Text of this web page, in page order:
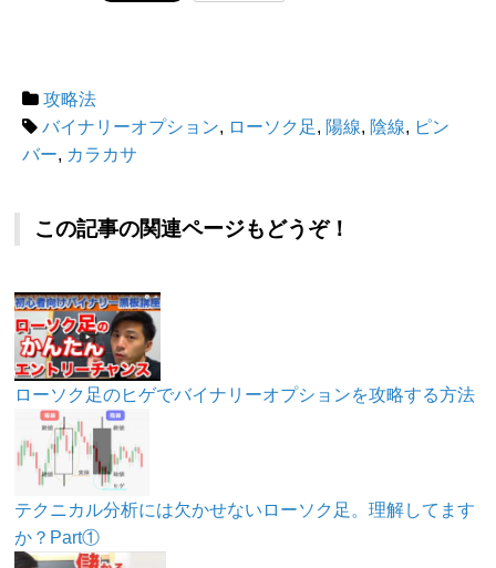
攻略法
バイナリーオプション, ローソク足, 陽線, 陰線, ピン
バー, カラカサ
この記事の関連ページもどうぞ！
ローソク足のヒゲでバイナリーオプションを攻略する方法
テクニカル分析には欠かせないローソク足。理解してます
か？Part①